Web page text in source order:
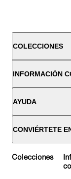
COLECCIONES
INFORMACIÓN
AYUDA
CONVIÉRTETE
Colecciones